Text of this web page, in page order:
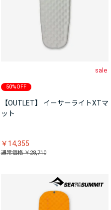
sale
50%OFF
【OUTLET】 イーサーライトXTマ
ット
￥14,355
通常価格 ￥28,710